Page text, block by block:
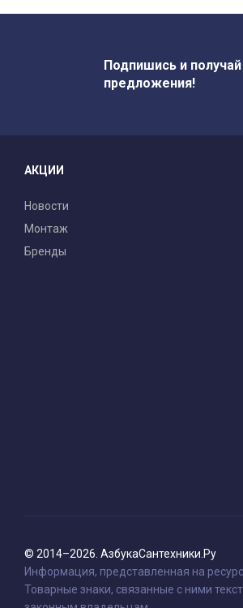
Подпишись и
предложения!
АКЦИИ
Новости
Монтаж
Бренды
© 2014–2026. АзбукаСантехники.Ру
Информация, представленная на
Товарные знаки, связанные с ними